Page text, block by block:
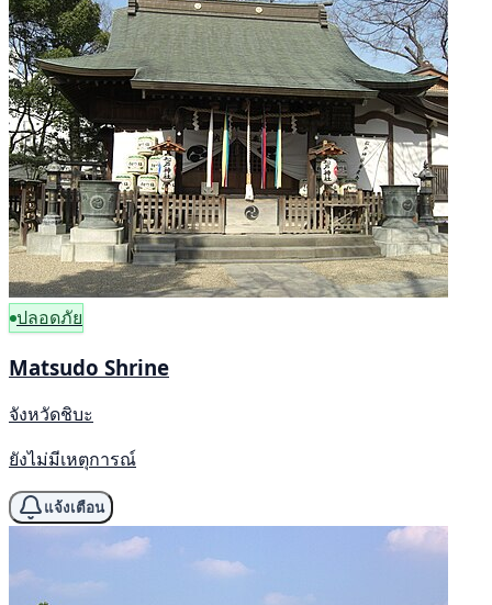
ปลอดภัย
Matsudo Shrine
จังหวัดชิบะ
ยังไม่มีเหตุการณ์
แจ้งเตือน